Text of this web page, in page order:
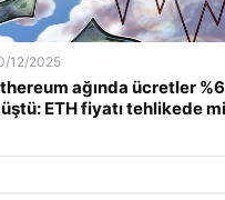
12/2025
ağında ücretler
ETH fiyatı tehlikede